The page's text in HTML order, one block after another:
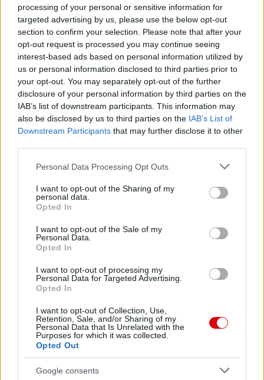
processing of your personal or sensitive information for
targeted advertising by us, please use the below opt-out
section to confirm your selection. Please note that after your
opt-out request is processed you may continue seeing
interest-based ads based on personal information utilized by
us or personal information disclosed to third parties prior to
your opt-out. You may separately opt-out of the further
disclosure of your personal information by third parties on the
IAB’s list of downstream participants. This information may
also be disclosed by us to third parties on the IAB’s List of
Downstream Participants that may further disclose it to other
Please note that this website/app uses one or more Google
not limited to your visit or usage behaviour. You may click to
grant or deny consent to Google and its third-party tags to
use your data for below specified purposes in below Google
consent section.
Personal Data Processing Opt Outs
I want to opt-out of the Sharing of my
personal data.
Opted In
I want to opt-out of the Sale of my
Personal Data.
Opted In
I want to opt-out of processing my
Personal Data for Targeted Advertising.
Opted In
I want to opt-out of Collection, Use,
Retention, Sale, and/or Sharing of my
Personal Data that Is Unrelated with the
Purposes for which it was collected.
Opted Out
Google consents
Meccs Center
Paris Saint-Germain
Manchester United
Felkészülési szezon 4. mérkőzés
2026-08-08 17:00
2 nap 4 óra 10 perc 36 másodperc
Leeds UnitedvsManchester United